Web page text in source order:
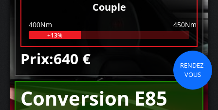
Couple
400Nm 450Nm
+13%
Prix:640 €
RENDEZ-
VOUS
Conversion E85